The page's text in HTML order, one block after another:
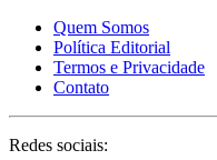
Quem Somos
Política Editorial
Termos e Privacidade
Contato
Redes sociais: